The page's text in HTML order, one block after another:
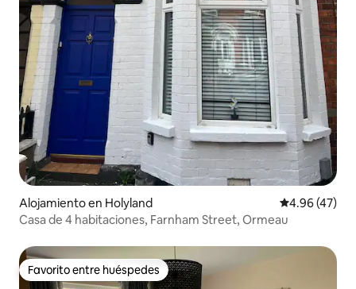
Alojamiento en Holyland Calificación
4.96 (47)
Casa de 4 habitaciones, Farnham Street, Ormeau
Favorito entre huéspedes
Favorito entre huéspedes